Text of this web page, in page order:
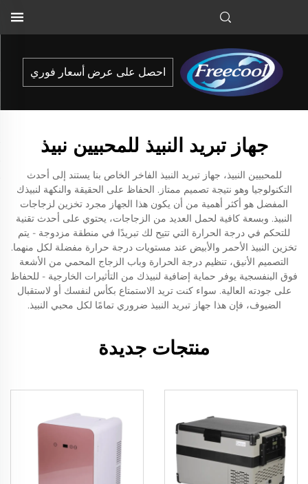
احصل على عرض أسعار فوري
جهاز تبريد النبيذ للمحبيين نبيذ
للمحبيين النبيذ، جهاز تبريد النبيذ الفاخر الخاص بنا يستند إلى أحدث
التكنولوجيا وهو نتيجة تصميم ممتاز. الحفاظ على الحقيقة والنكهة لنبيذك
المفضل هو أكثر أهمية من أن يكون هذا الجهاز مجرد تخزين لزجاجات
النبيذ. وبسعة كافية لحمل العديد من الزجاجات، يحتوي على أحدث تقنية
للتحكم في درجة الحرارة التي تتيح لك تبريدًا في منطقة مزدوجة - يتم
تخزين النبيذ الأحمر والأبيض عند مستويات درجة حرارة مفضلة لكل منهما.
التصميم الأنيق، تنظيم درجة الحرارة وباب الزجاج المحمي من الأشعة
فوق البنفسجية يوفر حماية إضافية لنبيذك من التأثيرات الخارجية - للحفاظ
على جودته العالية. سواء كنت تريد الاستمتاع بكأس لنفسك أو لاستقبال
الضيوف، فإن هذا جهاز تبريد النبيذ ضروري تمامًا لكل محبي النبيذ.
منتجات جديدة